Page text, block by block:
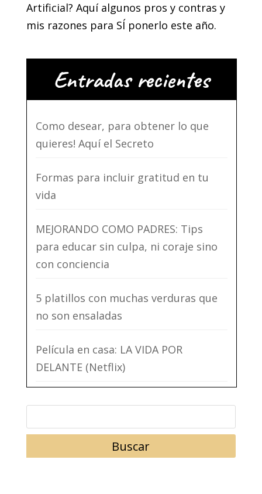
Artificial? Aquí algunos pros y contras y
mis razones para SÍ ponerlo este año.
Entradas recientes
Como desear, para obtener lo que
quieres! Aquí el Secreto
Formas para incluir gratitud en tu
vida
MEJORANDO COMO PADRES: Tips
para educar sin culpa, ni coraje sino
con conciencia
5 platillos con muchas verduras que
no son ensaladas
Película en casa: LA VIDA POR
DELANTE (Netflix)